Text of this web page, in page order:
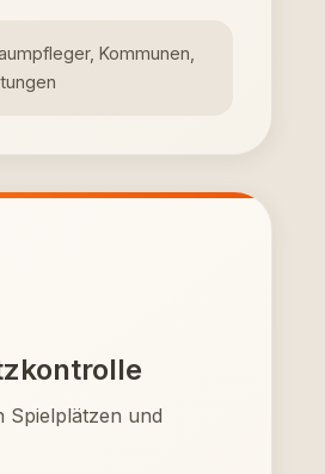
Kommunen,
Spielplätzen und